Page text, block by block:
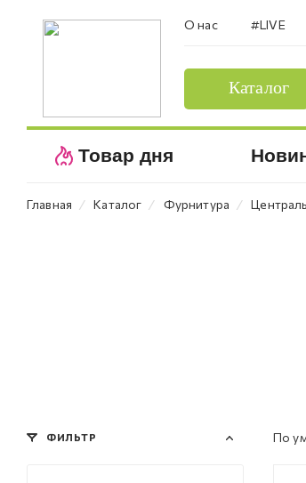
О нас #LIVE
Каталог
Товар дня
Главная ⁄ Каталог ⁄ Фурнитура ⁄
По
ФИЛЬТР